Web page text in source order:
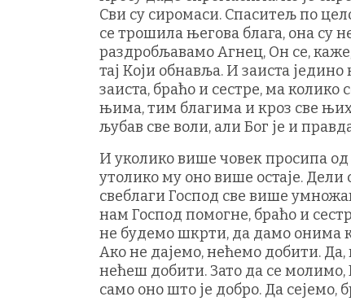
Сви су сиромаси. Спаситељ по
се трошила његова блага, она су
раздробљавамо Агнец, Он се,
тај Који обнавља. И заиста
заиста, браћо и сестре, ма
њима, тим благима и кроз све њих
љубав све воли, али Бог је и
И уколико више човек просипа од
утолико му оно више остаје. Дели
свеблаги Господ све више
нам Господ помогне, браћо и
не будемо шкрти, да дамо онима
Ако не дајемо, нећемо добити.
нећеш добити. Зато да се молимо,
само оно што је добро. Да сејемо,